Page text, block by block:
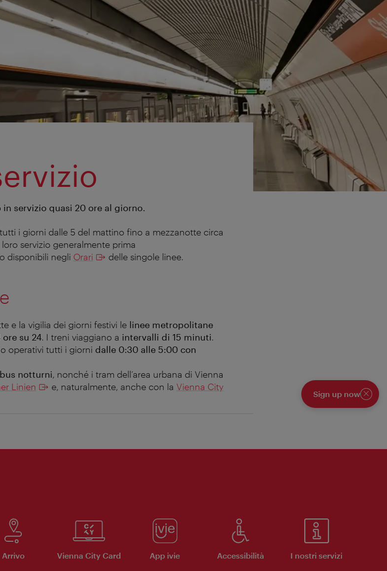
servizio quasi 20 ore al giorno.
i giorni dalle 5 del mattino fino a mezzanotte circa
servizio generalmente prima
disponibili negli Orari delle singole linee.
e la vigilia dei giorni festivi le linee metropolitane
su 24. I treni viaggiano a intervalli di 15 minuti.
operativi tutti i giorni dalle 0:30 alle 5:00 con
notturni, nonché i tram dell’area urbana di Vienna
Linien e, naturalmente, anche con la Vienna City
Sign up now
Chiudi
Arrivo Vienna City Card App ivie Accessibilità I nostri servizi